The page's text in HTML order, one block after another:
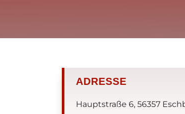
ADRESSE
Hauptstraße 6, 56357